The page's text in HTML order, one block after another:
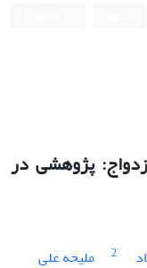
پژوهشی در
2
ملیحه علی